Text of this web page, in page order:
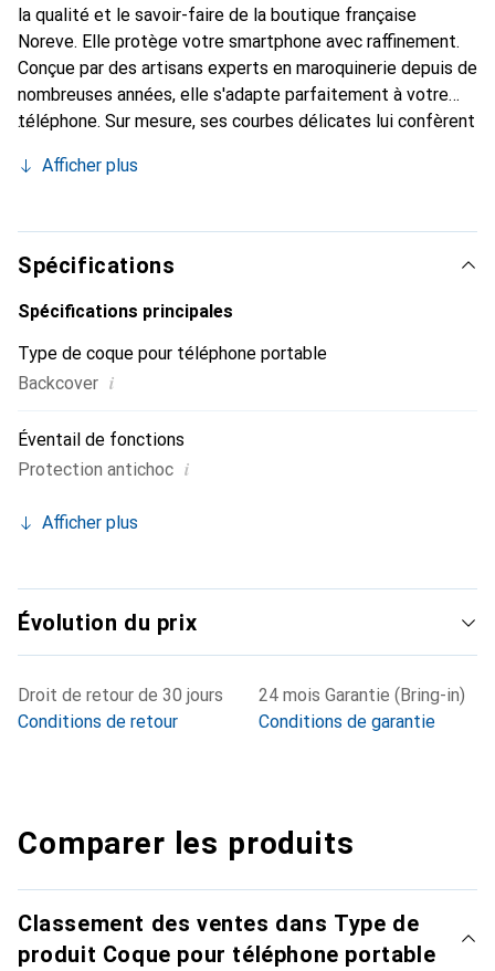
la qualité et le savoir-faire de la boutique française
Noreve. Elle protège votre smartphone avec raffinement.
Conçue par des artisans experts en maroquinerie depuis de
nombreuses années, elle s'adapte parfaitement à votre
téléphone. Sur mesure, ses courbes délicates lui confèrent
et indispensable de votre smartphone. Reconnaître
marque Noreve est un choix sûr pour une clientèle
exigeante.
Afficher plus
Spécifications
Spécifications principales
Type de coque pour téléphone portable
Backcover i
Éventail de fonctions
Protection antichoc i
Afficher plus
Évolution du prix
Droit de retour de 30 jours
Conditions de retour
24 mois Garantie (Bring-in)
Conditions de garantie
Comparer les produits
Classement des ventes dans Type de
produit Coque pour téléphone portable